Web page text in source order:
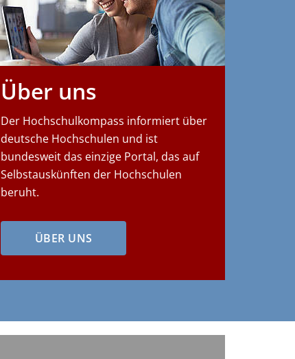
Über uns
Der Hochschulkompass informiert über
deutsche Hochschulen und ist
bundesweit das einzige Portal, das auf
Selbstauskünften der Hochschulen
beruht.
ÜBER UNS